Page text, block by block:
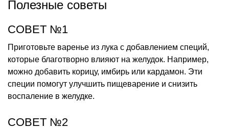
Полезные советы
СОВЕТ №1
Приготовьте варенье из лука с добавлением специй,
которые благотворно влияют на желудок. Например,
можно добавить корицу, имбирь или кардамон. Эти
специи помогут улучшить пищеварение и снизить
воспаление в желудке.
СОВЕТ №2